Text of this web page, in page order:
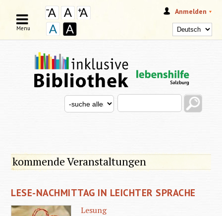
Anmelden
SUCHFORMULAR
Search this site
Search for
Menu
kommende Veranstaltungen
LESE-NACHMITTAG IN LEICHTER SPRACHE
Lesung